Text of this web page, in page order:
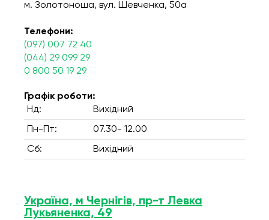
м. Золотоноша, вул. Шевченка, 50а
Телефони:
(097) 007 72 40
(044) 29 099 29
0 800 50 19 29
Графік роботи:
Нд:
Вихідний
Пн-Пт: 07.30- 12.00
Сб: Вихідний
Україна, м Чернігів, пр-т Левка
Лукьяненка, 49